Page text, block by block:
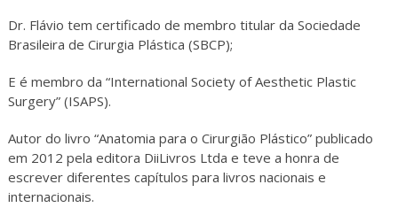
Dr. Flávio tem certificado de membro titular da Sociedade
Brasileira de Cirurgia Plástica (SBCP);
E é membro da “International Society of Aesthetic Plastic
Surgery” (ISAPS).
Autor do livro “Anatomia para o Cirurgião Plástico” publicado
em 2012 pela editora DiiLivros Ltda e teve a honra de
escrever diferentes capítulos para livros nacionais e
internacionais.